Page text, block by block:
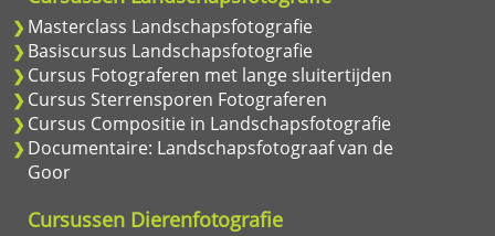
Masterclass Landschapsfotografie
Basiscursus Landschapsfotografie
Cursus Fotograferen met lange sluitertijden
Cursus Sterrensporen Fotograferen
Cursus Compositie in Landschapsfotografie
Documentaire: Landschapsfotograaf van de
Goor
Cursussen Dierenfotografie